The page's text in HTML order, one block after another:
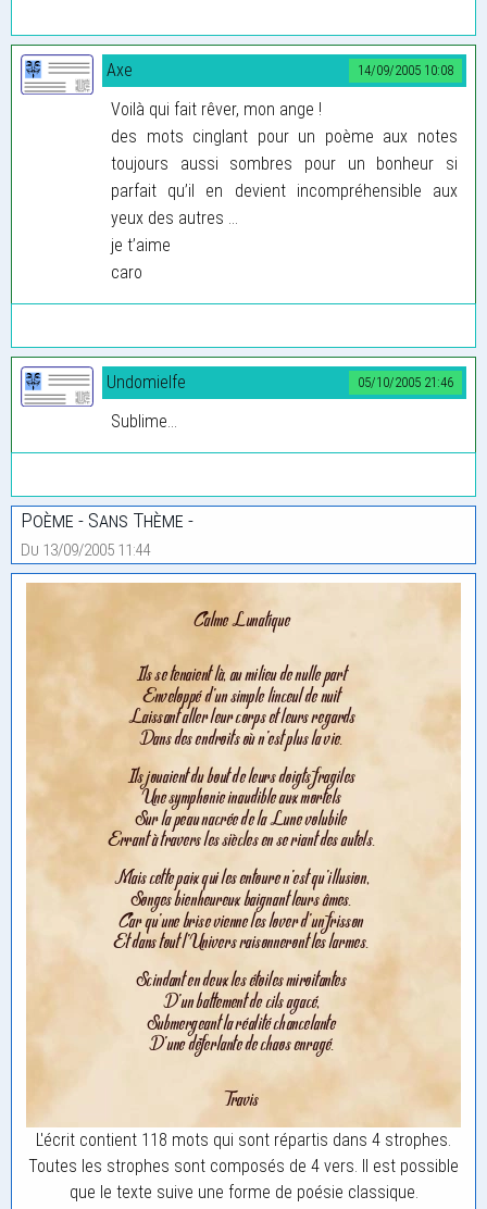
14/09/2005 10:08
Axe
Voilà qui fait rêver, mon ange !
des mots cinglant pour un poème aux notes
toujours aussi sombres pour un bonheur si
parfait qu’il en devient incompréhensible aux
yeux des autres ...
je t’aime
caro
05/10/2005 21:46
Undomielfe
Sublime...
Poème - Sans Thème -
Du 13/09/2005 11:44
L'écrit contient 118 mots qui sont répartis dans 4 strophes.
Toutes les strophes sont composés de 4 vers. Il est possible
que le texte suive une forme de poésie classique.